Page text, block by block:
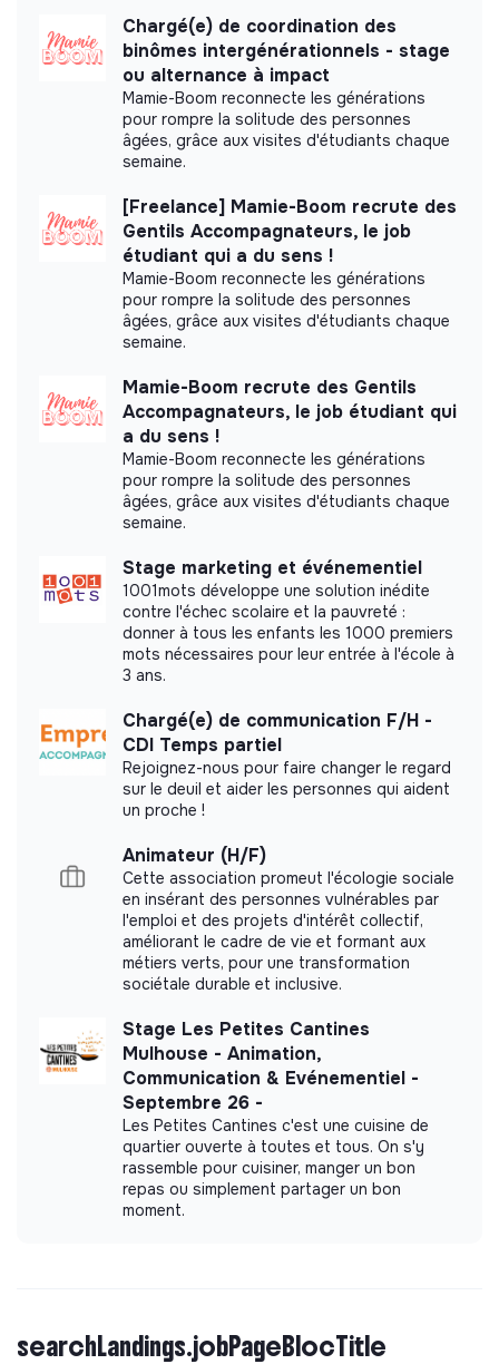
< 15 persons
Associations
Impact study
impact measurement.
Labels and certifications
labels or certifications that it was able to obtain.
Documents
Did not yet add a transparency document.
Chargé(e) de coordination des
binômes intergénérationnels - stage
ou alternance à impact
Mamie-Boom reconnecte les générations
pour rompre la solitude des personnes
âgées, grâce aux visites d'étudiants chaque
semaine.
[Freelance] Mamie-Boom recrute des
Gentils Accompagnateurs, le job
étudiant qui a du sens !
Mamie-Boom reconnecte les générations
pour rompre la solitude des personnes
âgées, grâce aux visites d'étudiants chaque
semaine.
Mamie-Boom recrute des Gentils
Accompagnateurs, le job étudiant qui
a du sens !
Mamie-Boom reconnecte les générations
pour rompre la solitude des personnes
âgées, grâce aux visites d'étudiants chaque
semaine.
Stage marketing et événementiel
1001mots développe une solution inédite
contre l'échec scolaire et la pauvreté :
donner à tous les enfants les 1000 premiers
mots nécessaires pour leur entrée à l'école à
3 ans.
Chargé(e) de communication F/H -
CDI Temps partiel
Rejoignez-nous pour faire changer le regard
sur le deuil et aider les personnes qui aident
un proche !
Animateur (H/F)
Cette association promeut l'écologie sociale
en insérant des personnes vulnérables par
l'emploi et des projets d'intérêt collectif,
améliorant le cadre de vie et formant aux
métiers verts, pour une transformation
sociétale durable et inclusive.
Stage Les Petites Cantines
Mulhouse - Animation,
Communication & Evénementiel -
Septembre 26 -
Les Petites Cantines c'est une cuisine de
quartier ouverte à toutes et tous. On s'y
rassemble pour cuisiner, manger un bon
repas ou simplement partager un bon
moment.
searchLandings.jobPageBlocTitle